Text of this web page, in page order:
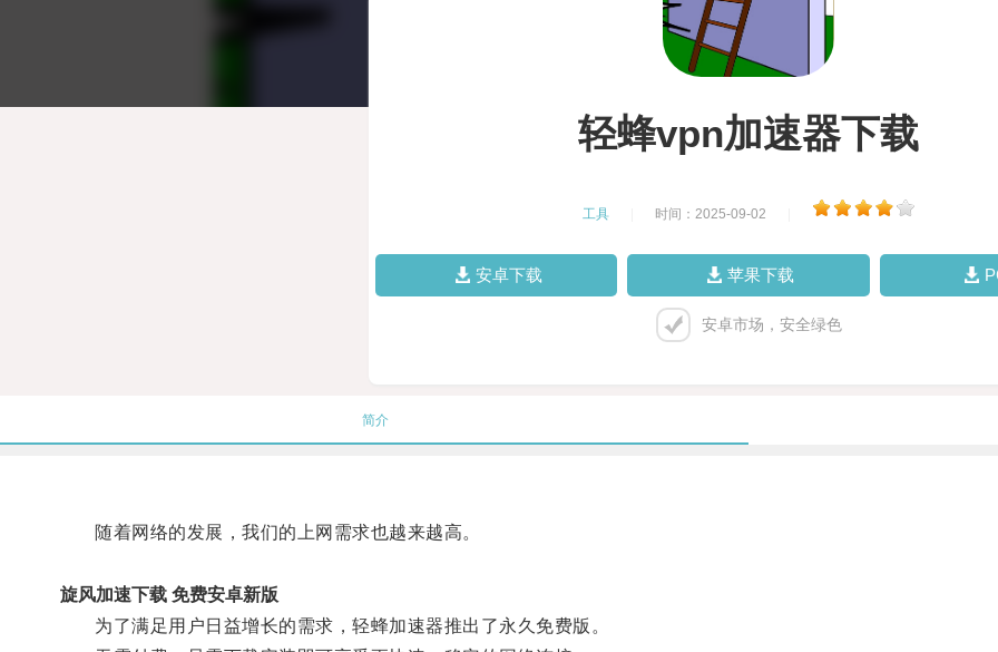
轻蜂vpn加速器下载
工具 时间：2025-09-02
安卓下载 苹果下载
安卓市场，安全绿色
简介
随着网络的发展，我们的上网需求也越来越高。
旋风加速下载 免费安卓新版
为了满足用户日益增长的需求，轻蜂加速器推出了永久免费版。